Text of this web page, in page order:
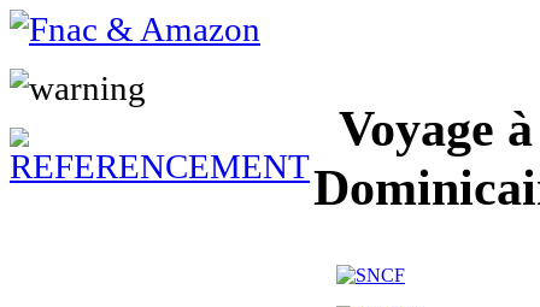
Voyage